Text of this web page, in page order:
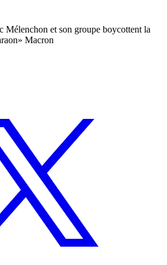
Mélenchon et son groupe boycottent la
Macron